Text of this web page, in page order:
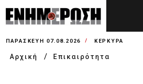
ΠΑΡΑΣΚΕΥΉ 07.08.2026 ΚΕΡΚΥΡΑ
Αρχική Επικαιρότητα